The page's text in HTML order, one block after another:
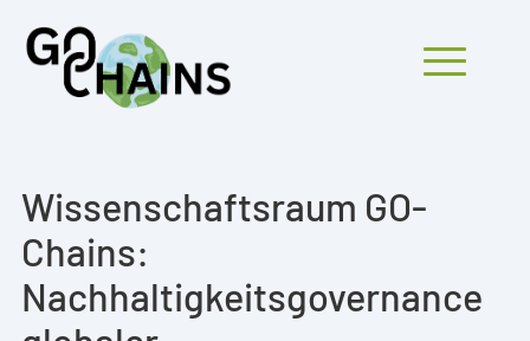
Mobiles Menü
PROJEKTE
Wissenschaftsraum GO-
Chains:
Nachhaltigkeitsgovernance